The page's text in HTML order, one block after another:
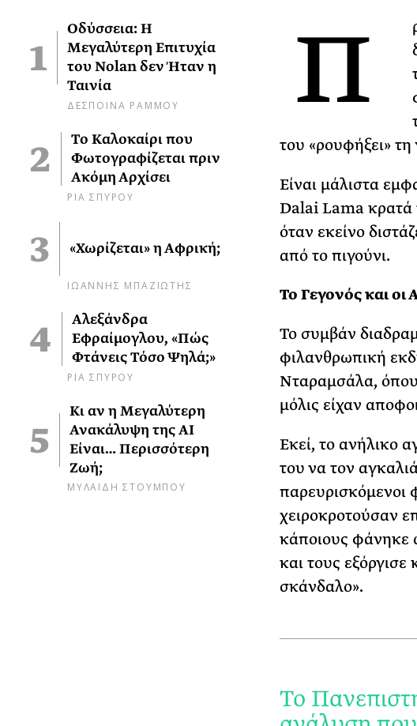
Οδύσσεια: Η
Μεγαλύτερη Επιτυχία
του Nolan δεν Ήταν η
Ταινία
ΔΕΣΠΟΙΝΑ ΡΑΜΜΟΥ
Το Καλοκαίρι που
Φωτογραφίζεται πριν
Ακόμη Αρχίσει
ΡΙΑ ΣΠΥΡΟΥ
«Χωρίζεται» η Αφρική;
ΙΩΑΝΝΗΣ ΜΠΑΖΙΩΤΗΣ
Αλεξάνδρα
Εφραίμογλου, «Πώς
Φτάνεις Τόσο Ψηλά;»
ΡΙΑ ΣΠΥΡΟΥ
Κι αν η Μεγαλύτερη
Ανακάλυψη της AI
Είναι… Περισσότερη
Ζωή;
ΜΥΛΑΙΔΗ ΣΤΟΥΜΠΟΥ
Π
του «ρουφήξει»
Είναι μάλιστα
Dalai Lama κρατά
όταν εκείνο
από το πιγούνι.
Το Γεγονός και οι
Το συμβάν
φιλανθρωπική
Νταραμσάλα, όπου
μόλις είχαν
Εκεί, το ανήλικο
του να τον
παρευρισκόμενοι
χειροκροτούσαν
κάποιους φάνηκε
και τους
σκάνδαλο».
Το